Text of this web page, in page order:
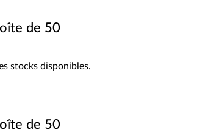
de 50
stocks disponibles.
de 50